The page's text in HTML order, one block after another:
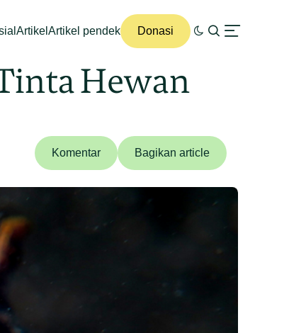
Artikel Artikel pendek Donasi
Hewan
Komentar Bagikan article